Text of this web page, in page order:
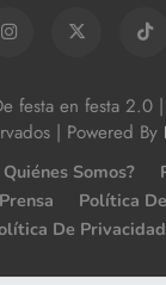
festa en festa 2.0 |
| Powered By
Quiénes Somos?
Política
De Privacidad